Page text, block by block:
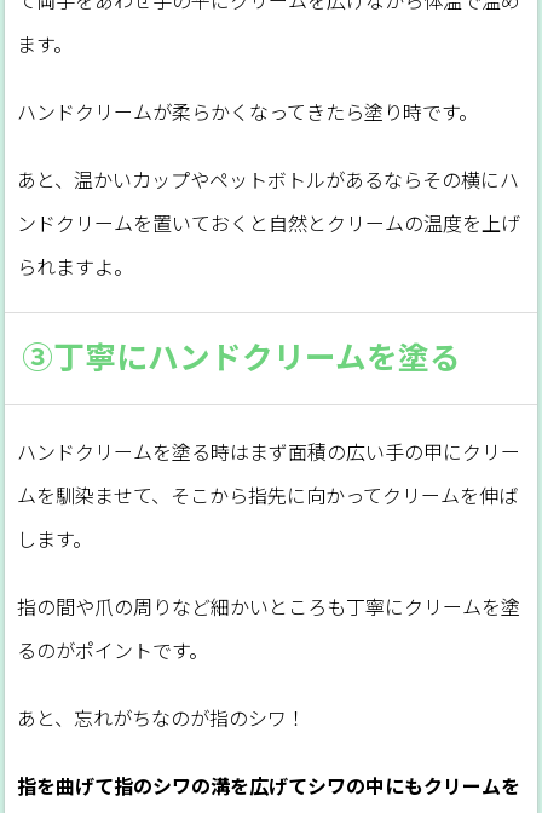
ます。
ハンドクリームが柔らかくなってきたら塗り時です。
あと、温かいカップやペットボトルがあるならその横にハ
ンドクリームを置いておくと自然とクリームの温度を上げ
られますよ。
③丁寧にハンドクリームを塗る
ハンドクリームを塗る時はまず面積の広い手の甲にクリー
ムを馴染ませて、そこから指先に向かってクリームを伸ば
します。
指の間や爪の周りなど細かいところも丁寧にクリームを塗
るのがポイントです。
あと、忘れがちなのが指のシワ！
指を曲げて指のシワの溝を広げてシワの中にもクリームを